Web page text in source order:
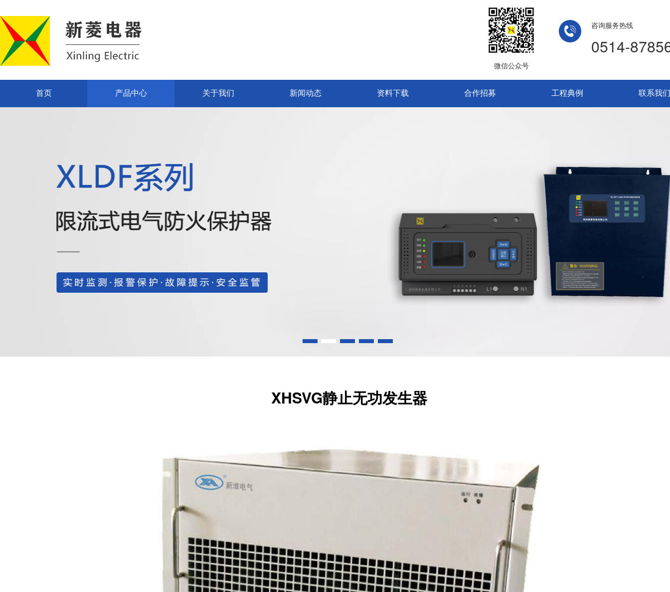
咨询服务热线
0514-
微信公众号
首页 产品中心 关于我们 新闻动态 资料下载 合作招募 工程典例 联系我们
XHSVG静止无功发生器